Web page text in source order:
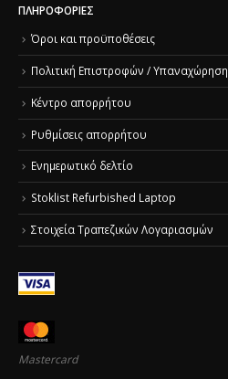
ΠΛΗΡΟΦΟΡΊΕΣ
Όροι και προϋποθέσεις
Πολιτική Επιστροφών / Υπαναχώρηση
Κέντρο απορρήτου
Ρυθμίσεις απορρήτου
Ενημερωτικό δελτίο
Stoklist Refurbished Laptop
Στοιχεία Τραπεζικών Λογαριασμών
Mastercard